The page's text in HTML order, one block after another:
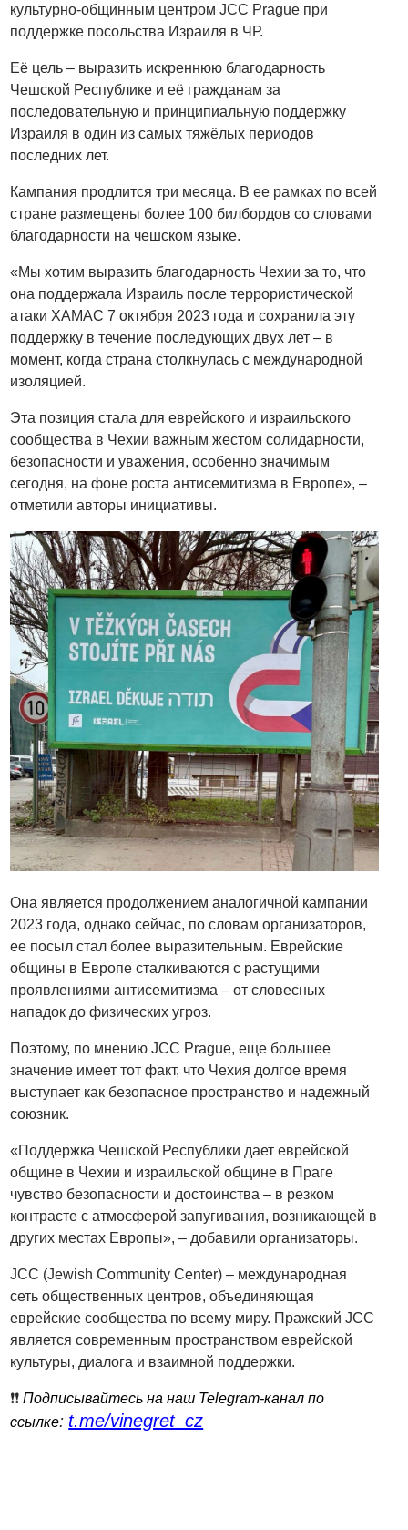
культурно-общинным центром JCC Prague при
поддержке посольства Израиля в ЧР.
Её цель – выразить искреннюю благодарность
Чешской Республике и её гражданам за
последовательную и принципиальную поддержку
Израиля в один из самых тяжёлых периодов
последних лет.
Кампания продлится три месяца. В ее рамках по всей
стране размещены более 100 билбордов со словами
благодарности на чешском языке.
«Мы хотим выразить благодарность Чехии за то, что
она поддержала Израиль после террористической
атаки ХАМАС 7 октября 2023 года и сохранила эту
поддержку в течение последующих двух лет – в
момент, когда страна столкнулась с международной
изоляцией.
Эта позиция стала для еврейского и израильского
сообщества в Чехии важным жестом солидарности,
безопасности и уважения, особенно значимым
сегодня, на фоне роста антисемитизма в Европе», –
отметили авторы инициативы.
Она является продолжением аналогичной кампании
2023 года, однако сейчас, по словам организаторов,
ее посыл стал более выразительным. Еврейские
общины в Европе сталкиваются с растущими
проявлениями антисемитизма – от словесных
нападок до физических угроз.
Поэтому, по мнению JCC Prague, еще большее
значение имеет тот факт, что Чехия долгое время
выступает как безопасное пространство и надежный
союзник.
«Поддержка Чешской Республики дает еврейской
общине в Чехии и израильской общине в Праге
чувство безопасности и достоинства – в резком
контрасте с атмосферой запугивания, возникающей в
других местах Европы», – добавили организаторы.
JCC (Jewish Community Center) – международная
сеть общественных центров, объединяющая
еврейские сообщества по всему миру. Пражский JCC
является современным пространством еврейской
культуры, диалога и взаимной поддержки.
❗️❗️Подписывайтесь на наш Telegram-канал по
ссылке: t.me/vinegret_cz